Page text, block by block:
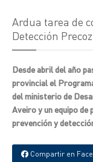
Ardua tarea de
Detección
Desde abril del año
provincial el
del ministerio de
Aveiro y un equipo
prevención y
Compartir en